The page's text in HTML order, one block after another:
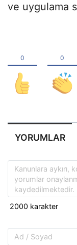
ve uygulama
YORUMLAR